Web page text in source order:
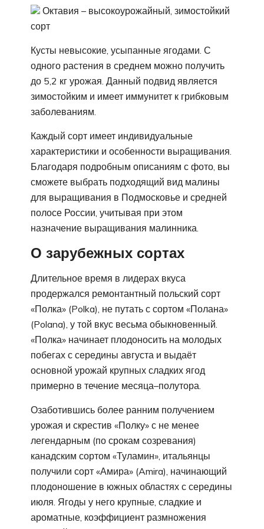
Октавия – высокоурожайный, зимостойкий
сорт
Кусты невысокие, усыпанные ягодами. С
одного растения в среднем можно получить
до 5,2 кг урожая. Данный подвид является
зимостойким и имеет иммунитет к грибковым
заболеваниям.
Каждый сорт имеет индивидуальные
характеристики и особенности выращивания.
Благодаря подробным описаниям с фото, вы
сможете выбрать подходящий вид малины
для выращивания в Подмосковье и средней
полосе России, учитывая при этом
назначение выращивания малинника.
О зарубежных сортах
Длительное время в лидерах вкуса
продержался ремонтантный польский сорт
«Полка» (Polka), не путать с сортом «Полана»
(Polana), у той вкус весьма обыкновенный.
«Полка» начинает плодоносить на молодых
побегах с середины августа и выдаёт
основной урожай крупных сладких ягод
примерно в течение месяца–полутора.
Озаботившись более ранним получением
урожая и скрестив «Полку» с не менее
легендарным (по срокам созревания)
канадским сортом «Туламин», итальянцы
получили сорт «Амира» (Amira), начинающий
плодоношение в южных областях с середины
июля. Ягоды у него крупные, сладкие и
ароматные, коэффициент размножения